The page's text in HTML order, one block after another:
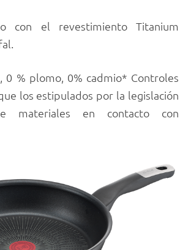
con el revestimiento Titanium
0 % plomo, 0% cadmio* Controles
los estipulados por la legislación
materiales en contacto con